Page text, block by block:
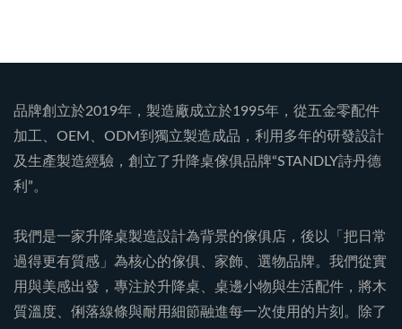
品牌創立於2019年，製造廠成立於1995年，從五金零配件
加工、OEM、ODM到獨立製造成品，利用多年的研發設計
及生產製造經驗，創立了升降桌傢俱品牌“STANDLY詩丹德
利”。
我們是一家升降桌製造設計為背景的傢俱店，後以「把日常
過得更有質感」為核心的傢俱、家飾、選物品牌。我們從實
用與美感出發，專注於升降桌、桌邊小物與生活配件，將木
質溫度、俐落線條與耐用細節融進每一次使用的片刻。除了